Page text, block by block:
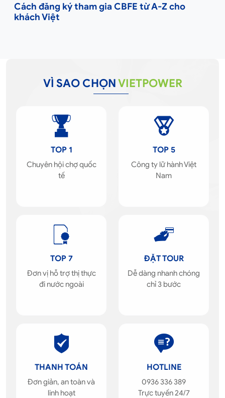
Cách đăng ký tham gia CBFE từ A-Z cho
khách Việt
VÌ SAO CHỌNVIETPOWER
TOP 1
Chuyên hội chợ quốc
tế
TOP 5
Công ty lữ hành Việt
Nam
TOP 7
Đơn vị hỗ trợ thị thực
đi nước ngoài
ĐẶT TOUR
Dễ dàng nhanh chóng
chỉ 3 bước
THANH TOÁN
Đơn giản, an toàn và
linh hoạt
HOTLINE
0936 336 389
Trực tuyến 24/7